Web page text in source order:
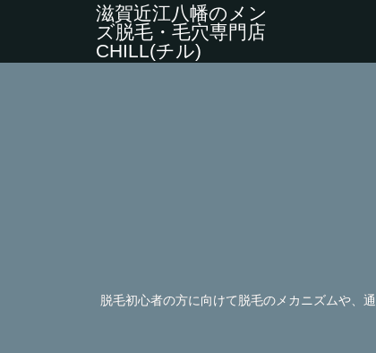
滋賀近江八幡のメン
ズ脱毛・毛穴専門店
CHILL(チル)
脱毛初心者の方に向けて脱毛のメカニズムや、